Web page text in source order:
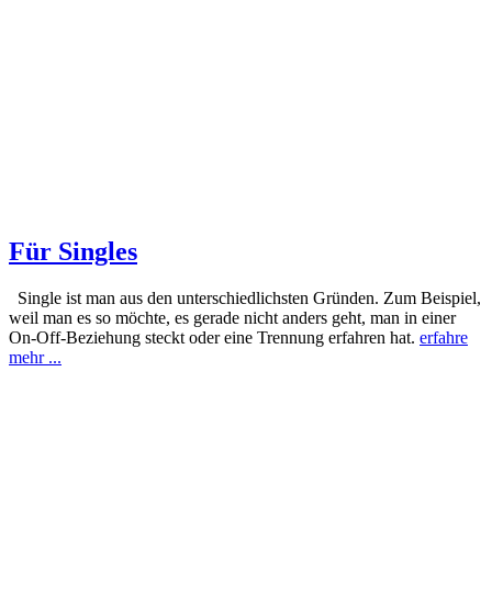
Für Singles
Single ist man aus den unterschiedlichsten Gründen. Zum Beispiel,
weil man es so möchte, es gerade nicht anders geht, man in einer
On-Off-Beziehung steckt oder eine Trennung erfahren hat. erfahre
mehr ...